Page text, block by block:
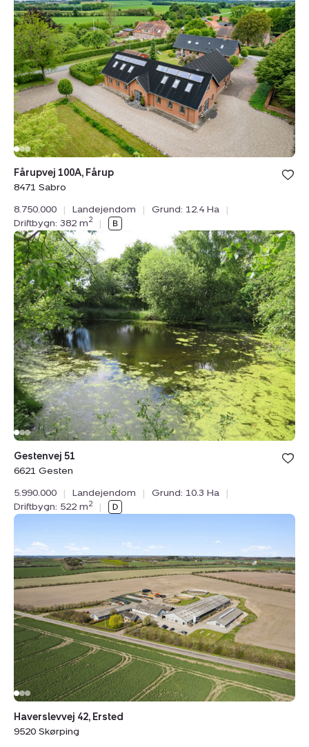
100A,
Fårup,
8471
Sabro
Bolig er
under
Fårupvej 100A, Fårup
8471 Sabro
8.750.000
| Landejendom | Grund: 12.4 Ha
|
Driftbygn: 382 m2 |
Landejendom:
Gestenvej
51,
6621
Gesten
Bolig er
under
Gestenvej 51
6621 Gesten
5.990.000
| Landejendom | Grund: 10.3 Ha
|
Driftbygn: 522 m2 |
Haverslevvej
42,
Ersted,
9520
Skørping
Haverslevvej 42, Ersted
9520 Skørping